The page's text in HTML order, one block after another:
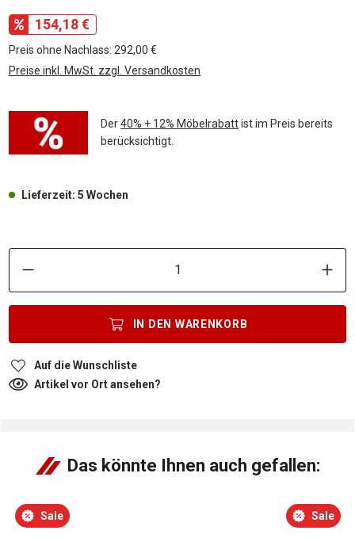
154,18 €
Preis ohne Nachlass: 292,00 €
Preise inkl. MwSt. zzgl. Versandkosten
Der40% + 12% Möbelrabattist im Preis bereits
berücksichtigt.
Lieferzeit: 5 Wochen
IN DEN WARENKORB
Auf die Wunschliste
Artikel vor Ort ansehen?
Das könnte Ihnen auch gefallen:
Sale Sale